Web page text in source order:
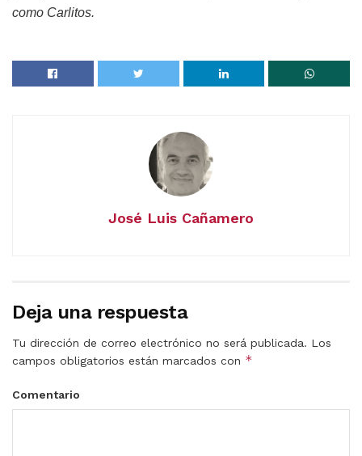
como Carlitos.
José Luis Cañamero
Deja una respuesta
Tu dirección de correo electrónico no será publicada. Los
campos obligatorios están marcados con *
Comentario